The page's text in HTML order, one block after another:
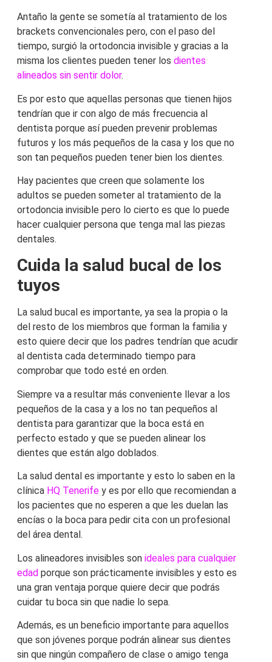
Antaño la gente se sometía al tratamiento de los
brackets convencionales pero, con el paso del
tiempo, surgió la ortodoncia invisible y gracias a la
misma los clientes pueden tener los dientes
alineados sin sentir dolor.
Es por esto que aquellas personas que tienen hijos
tendrían que ir con algo de más frecuencia al
dentista porque así pueden prevenir problemas
futuros y los más pequeños de la casa y los que no
son tan pequeños pueden tener bien los dientes.
Hay pacientes que creen que solamente los
adultos se pueden someter al tratamiento de la
ortodoncia invisible pero lo cierto es que lo puede
hacer cualquier persona que tenga mal las piezas
dentales.
Cuida la salud bucal de los
tuyos
La salud bucal es importante, ya sea la propia o la
del resto de los miembros que forman la familia y
esto quiere decir que los padres tendrían que acudir
al dentista cada determinado tiempo para
comprobar que todo esté en orden.
Siempre va a resultar más conveniente llevar a los
pequeños de la casa y a los no tan pequeños al
dentista para garantizar que la boca está en
perfecto estado y que se pueden alinear los
dientes que están algo doblados.
La salud dental es importante y esto lo saben en la
clínica HQ Tenerifey es por ello que recomiendan a
los pacientes que no esperen a que les duelan las
encías o la boca para pedir cita con un profesional
del área dental.
Los alineadores invisibles son ideales para cualquier
edadporque son prácticamente invisibles y esto es
una gran ventaja porque quiere decir que podrás
cuidar tu boca sin que nadie lo sepa.
Además, es un beneficio importante para aquellos
que son jóvenes porque podrán alinear sus dientes
sin que ningún compañero de clase o amigo tenga